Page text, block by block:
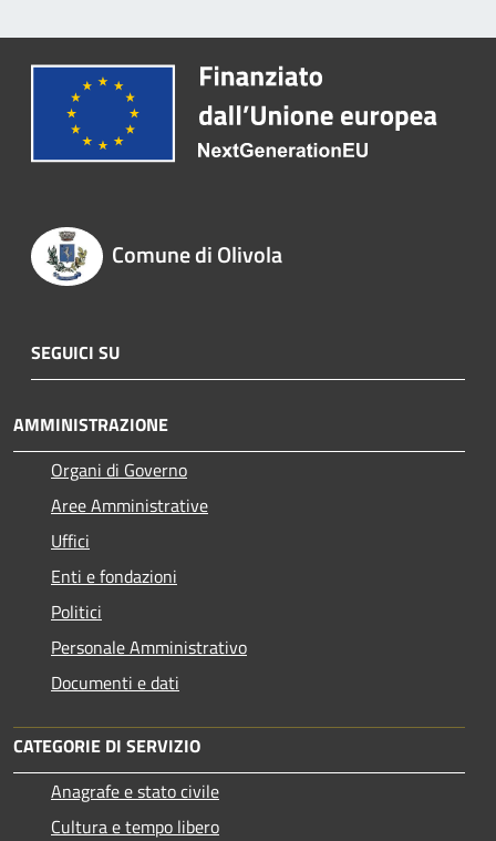
Comune di Olivola
SEGUICI SU
AMMINISTRAZIONE
Organi di Governo
Aree Amministrative
Uffici
Enti e fondazioni
Politici
Personale Amministrativo
Documenti e dati
CATEGORIE DI SERVIZIO
Anagrafe e stato civile
Cultura e tempo libero